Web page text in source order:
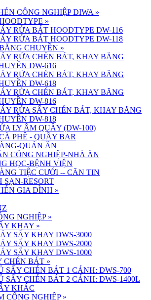
CÔNG NGHIỆP DIWA »
»
RỬA BÁT HOODTYPE DW-116
RỬA BÁT HOODTYPE DW-118
CHUYỀN »
RỬA CHÉN BÁT, KHAY BĂNG
DW-616
RỬA CHÉN BÁT, KHAY BĂNG
DW-618
RỬA CHÉN BÁT, KHAY BĂNG
DW-816
RỬA SẤY CHÉN BÁT, KHAY BĂNG
DW-818
LY ÂM QUẦY (DW-100)
PHÊ - QUẦY BAR
QUÁN ĂN
CÔNG NGHIỆP-NHÀ ĂN
HỌC-BỆNH VIỆN
TIỆC CƯỚI -- CĂN TIN
SẠN-RESORT
GIA ĐÌNH »
NGHIỆP »
KHAY »
SẤY KHAY DWS-3000
SẤY KHAY DWS-2000
SẤY KHAY DWS-1000
CHÉN BÁT »
SẤY CHÉN BÁT 1 CÁNH: DWS-700
SẤY CHÉN BÁT 2 CÁNH: DWS-1400L
KHÁC
CÔNG NGHIỆP »